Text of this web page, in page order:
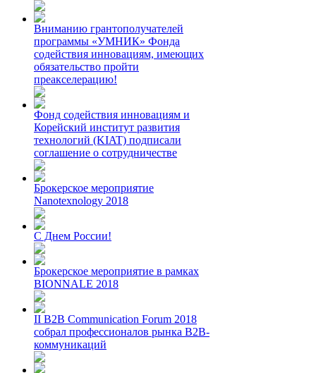
Вниманию грантополучателей
программы «УМНИК» Фонда
содействия инновациям, имеющих
обязательство пройти
преакселерацию!
Фонд содействия инновациям и
Корейский институт развития
технологий (KIAT) подписали
соглашение о сотрудничестве
Брокерское мероприятие
Nanotexnology 2018
С Днем России!
Брокерское мероприятие в рамках
BIONNALE 2018
II B2B Communication Forum 2018
собрал профессионалов рынка B2B-
коммуникаций